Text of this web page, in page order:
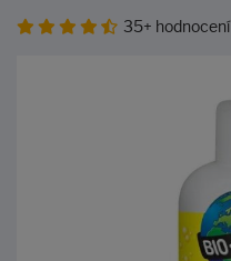
35+ hodnocení